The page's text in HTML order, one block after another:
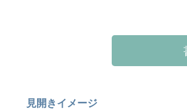
見開きイメージ